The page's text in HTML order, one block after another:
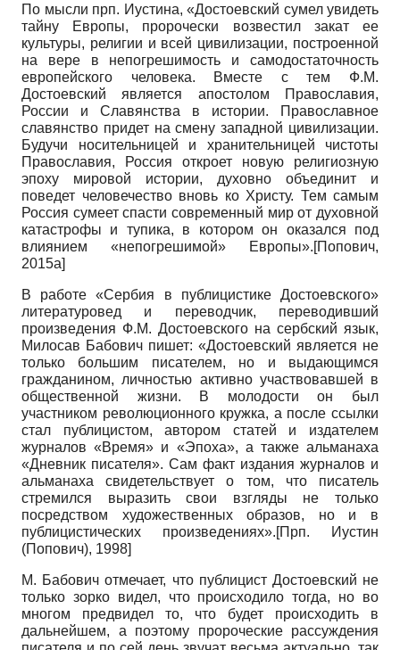
По мысли прп. Иустина, «Достоевский сумел увидеть
тайну Европы, пророчески возвестил закат ее
культуры, религии и всей цивилизации, построенной
на вере в непогрешимость и самодостаточность
европейского человека. Вместе с тем Ф.М.
Достоевский является апостолом Православия,
России и Славянства в истории. Православное
славянство придет на смену западной цивилизации.
Будучи носительницей и хранительницей чистоты
Православия, Россия откроет новую религиозную
эпоху мировой истории, духовно объединит и
поведет человечество вновь ко Христу. Тем самым
Россия сумеет спасти современный мир от духовной
катастрофы и тупика, в котором он оказался под
влиянием «непогрешимой» Европы».[Попович,
2015а]
В работе «Сербия в публицистике Достоевского»
литературовед и переводчик, переводивший
произведения Ф.М. Достоевского на сербский язык,
Милосав Бабович пишет: «Достоевский является не
только большим писателем, но и выдающимся
гражданином, личностью активно участвовавшей в
общественной жизни. В молодости он был
участником революционного кружка, а после ссылки
стал публицистом, автором статей и издателем
журналов «Время» и «Эпоха», а также альманаха
«Дневник писателя». Сам факт издания журналов и
альманаха свидетельствует о том, что писатель
стремился выразить свои взгляды не только
посредством художественных образов, но и в
публицистических произведениях».[Прп. Иустин
(Попович), 1998]
М. Бабович отмечает, что публицист Достоевский не
только зорко видел, что происходило тогда, но во
многом предвидел то, что будет происходить в
дальнейшем, а поэтому пророческие рассуждения